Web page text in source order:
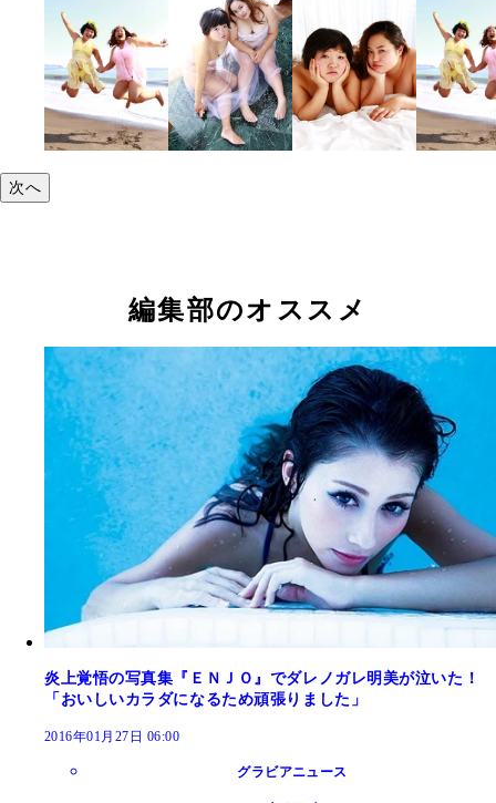
次へ
編集部のオススメ
炎上覚悟の写真集『ＥＮＪＯ』でダレノガレ明美が泣いた！
「おいしいカラダになるため頑張りました」
2016年01月27日 06:00
グラビアニュース